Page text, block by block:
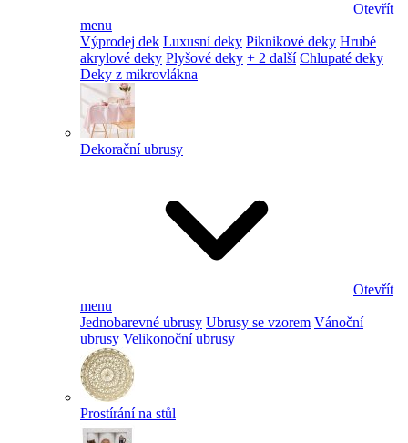
Otevřít
menu
Výprodej dek Luxusní deky Piknikové deky Hrubé
akrylové deky Plyšové deky + 2 další Chlupaté deky
Deky z mikrovlákna
Dekorační ubrusy
Otevřít
menu
Jednobarevné ubrusy Ubrusy se vzorem Vánoční
ubrusy Velikonoční ubrusy
Prostírání na stůl